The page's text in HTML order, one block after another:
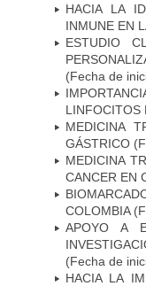
HACIA LA
INMUNE EN
ESTUDIO
(Fecha de
LINFOCITOS
MEDICINA
GÁSTRICO
MEDICINA
CANCER EN
COLOMBIA
APOYO A
(Fecha de
HACIA LA